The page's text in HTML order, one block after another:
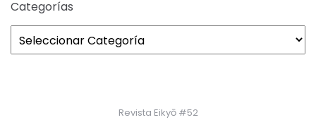
Categorías
Revista Eikyō #52